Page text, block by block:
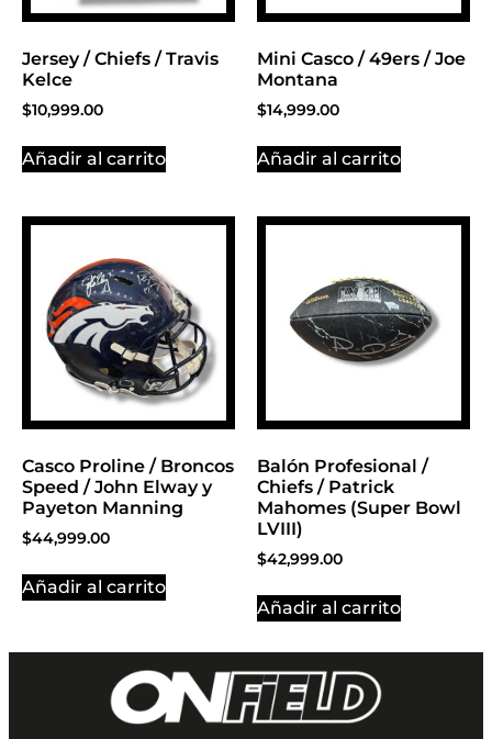
Jersey / Chiefs / Travis
Kelce
$10,999.00
Añadir al carrito
Mini Casco / 49ers / Joe
Montana
$14,999.00
Añadir al carrito
Casco Proline / Broncos
Speed / John Elway y
Payeton Manning
$44,999.00
Añadir al carrito
Balón Profesional /
Chiefs / Patrick
Mahomes (Super Bowl
LVIII)
$42,999.00
Añadir al carrito